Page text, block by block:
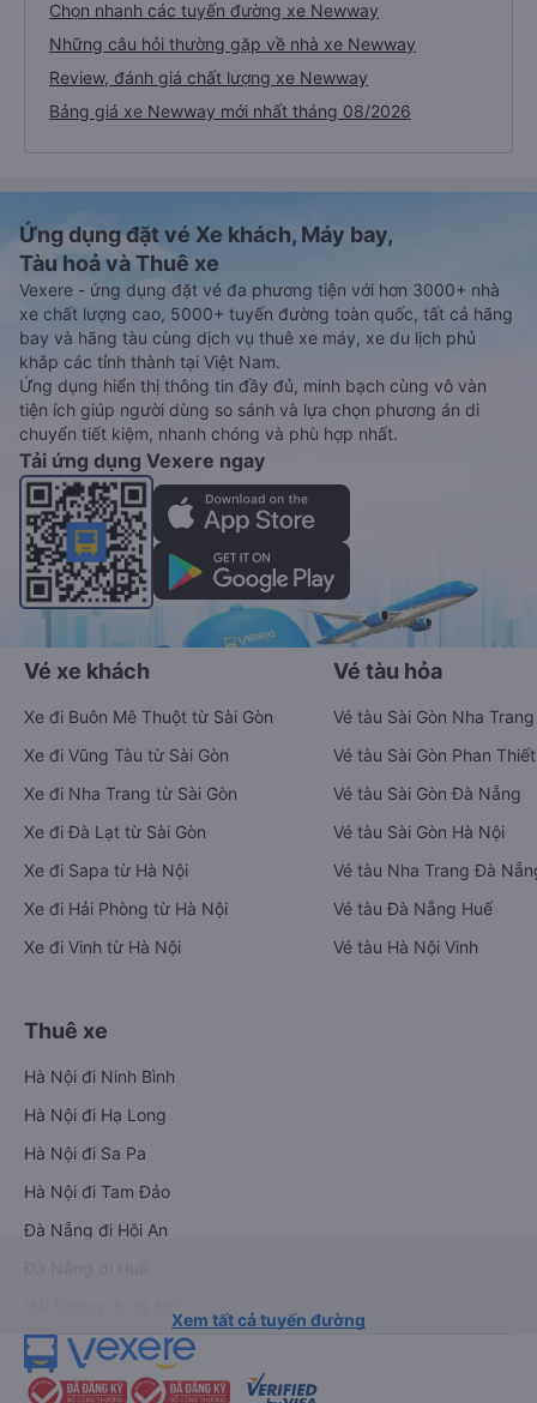
Chọn nhanh các tuyến đường xe Newway
Những câu hỏi thường gặp về nhà xe Newway
Review, đánh giá chất lượng xe Newway
Bảng giá xe Newway mới nhất tháng 08/2026
Ứng dụng đặt vé Xe khách, Máy bay,
Tàu hoả và Thuê xe
Vexere - ứng dụng đặt vé đa phương tiện với hơn 3000+ nhà
xe chất lượng cao, 5000+ tuyến đường toàn quốc, tất cả hãng
bay và hãng tàu cùng dịch vụ thuê xe máy, xe du lịch phủ
khắp các tỉnh thành tại Việt Nam.
Ứng dụng hiển thị thông tin đầy đủ, minh bạch cùng vô vàn
tiện ích giúp người dùng so sánh và lựa chọn phương án di
chuyển tiết kiệm, nhanh chóng và phù hợp nhất.
Tải ứng dụng Vexere ngay
Vé xe khách
Xe đi Buôn Mê Thuột từ Sài Gòn
Xe đi Vũng Tàu từ Sài Gòn
Xe đi Nha Trang từ Sài Gòn
Xe đi Đà Lạt từ Sài Gòn
Xe đi Sapa từ Hà Nội
Xe đi Hải Phòng từ Hà Nội
Xe đi Vinh từ Hà Nội
Vé tàu hỏa
Vé tàu Sài Gòn Nha Trang
Vé tàu Sài Gòn Phan Thiết
Vé tàu Sài Gòn Đà Nẵng
Vé tàu Sài Gòn Hà Nội
Vé tàu Nha Trang Đà
Vé tàu Đà Nẵng Huế
Vé tàu Hà Nội Vinh
Thuê xe
Hà Nội đi Ninh Bình
Hà Nội đi Hạ Long
Hà Nội đi Sa Pa
Hà Nội đi Tam Đảo
Đà Nẵng đi Hội An
Xem tất cả tuyến đường